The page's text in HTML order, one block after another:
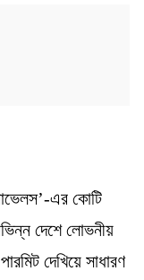
এর কোটি
দেশে লোভনীয়
দেখিয়ে সাধারণ